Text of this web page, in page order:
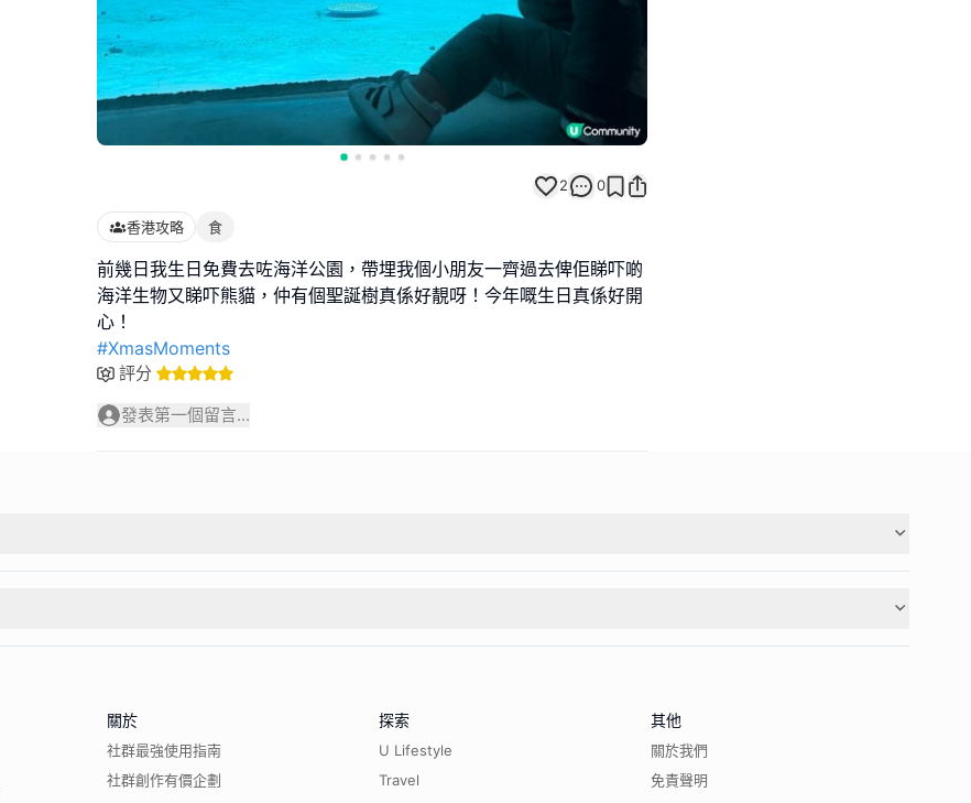
2 0
香港攻略 食
前幾日我生日免費去咗海洋公園，帶埋我個小朋友一齊過去俾佢睇吓啲
海洋生物又睇吓熊貓，仲有個聖誕樹真係好靚呀！今年嘅生日真係好開
#XmasMoments
評分
發表第一個留言...
關於
社群最強使用指南
社群創作有價企劃
探索
U Lifestyle
Travel
其他
關於我們
免責聲明